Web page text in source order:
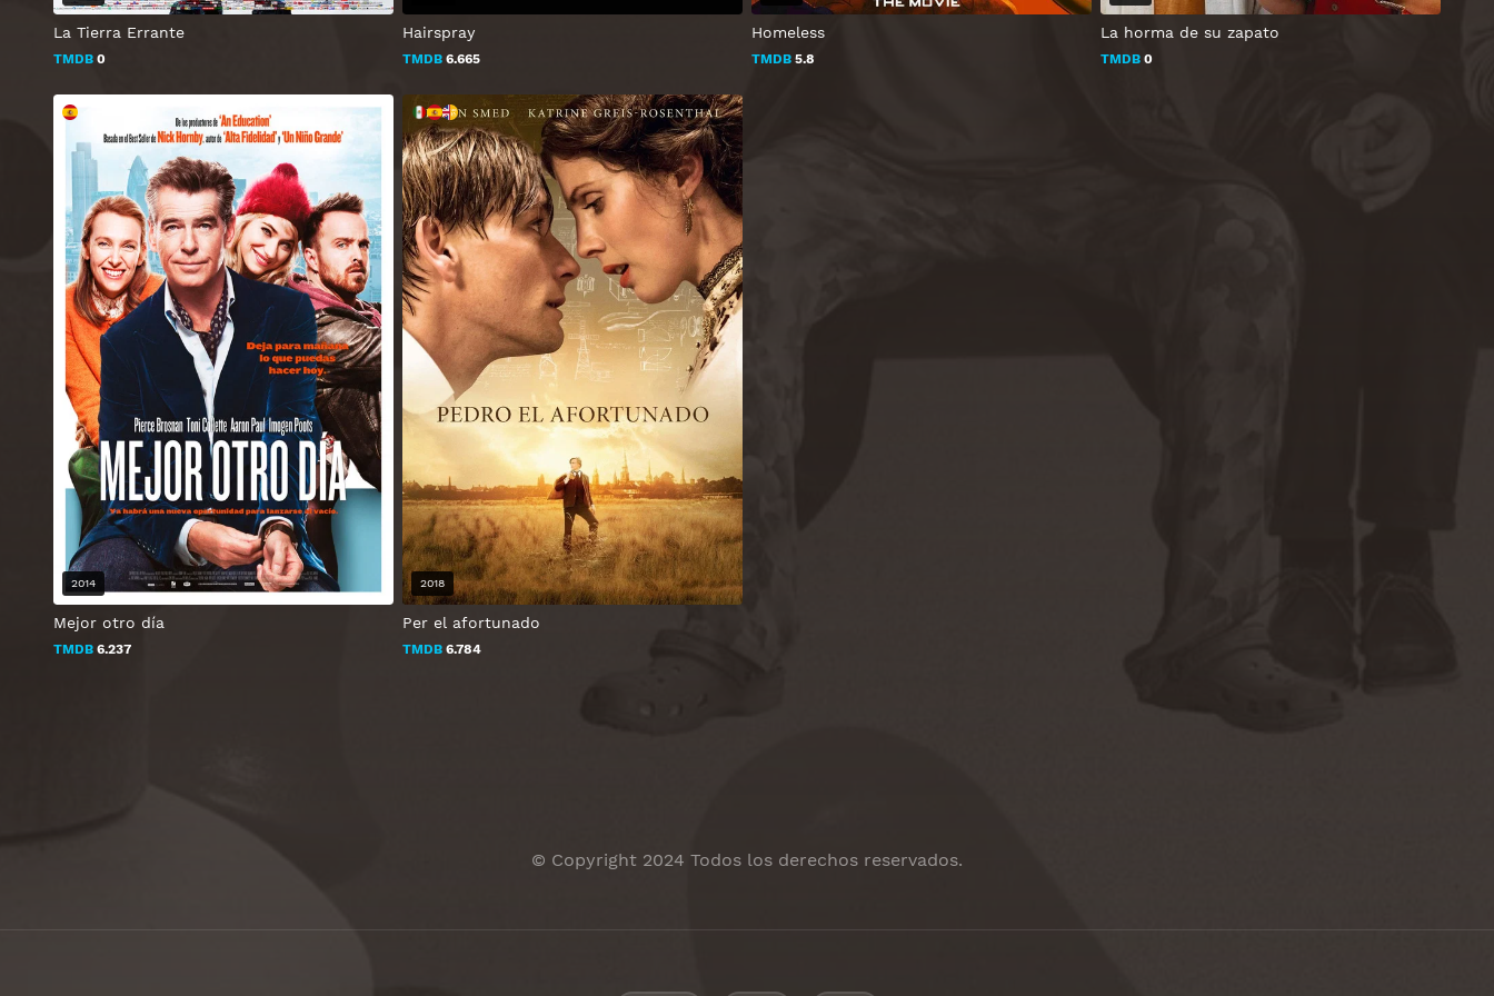
La Tierra Errante
TMDB 0
Hairspray
TMDB 6.665
Homeless
TMDB 5.8
La horma de su zapato
TMDB 0
Mejor otro día
TMDB 6.237
2014
Per el afortunado
TMDB 6.784
2018
© Copyright 2024 Todos los derechos reservados.